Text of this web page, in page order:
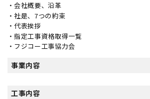
会社概要、沿革
社是、7つの約束
代表挨拶
指定工事資格取得一覧
フジコー工事協力会
事業内容
工事内容